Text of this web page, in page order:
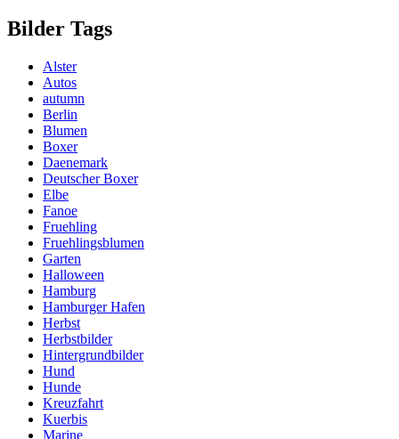
Bilder Tags
Alster
Autos
autumn
Berlin
Blumen
Boxer
Daenemark
Deutscher Boxer
Elbe
Fanoe
Fruehling
Fruehlingsblumen
Garten
Halloween
Hamburg
Hamburger Hafen
Herbst
Herbstbilder
Hintergrundbilder
Hund
Hunde
Kreuzfahrt
Kuerbis
Marine